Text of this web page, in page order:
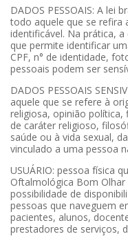
DADOS PESSOAIS: A lei
todo aquele que se refira
identificável. Na prática,
que permite identificar
CPF, n° de identidade,
pessoais podem ser
DADOS PESSOAIS
aquele que se refere à
religiosa, opinião política,
de caráter religioso,
saúde ou à vida sexual,
vinculado a uma pessoa
USUÁRIO: pessoa física
Oftalmológica Bom
possibilidade de
pessoas que naveguem
pacientes, alunos,
prestadores de serviços,